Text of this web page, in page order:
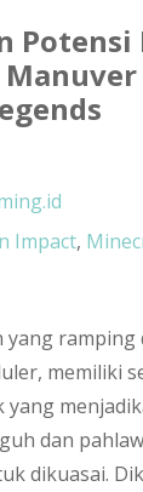
Potensi
Impact,
yang ramping
memiliki
dan
dikuasai.